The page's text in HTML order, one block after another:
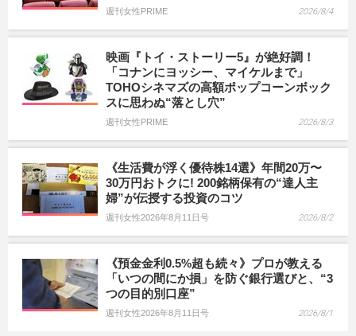
週刊女性PRIME 2026/8/4
映画『トイ・ストーリー5』が絶好調！
「コナンにヨッシー、マイケルまで」
TOHOシネマズの高額ポップコーンボック
スに思わぬ“落とし穴”
週刊女性PRIME 2026/8/3
《生活費が浮く優待株14選》年間20万〜
30万円おトクに! 200銘柄保有の“達人主
婦”が伝授する投資のコツ
週刊女性2026年8月11日号 2026/8/2
《預金金利0.5%超も続々》プロが教える
「いつの間にか損」を防ぐ銀行選びと、“3
つの目的別口座”
週刊女性2026年8月11日号 2026/8/1